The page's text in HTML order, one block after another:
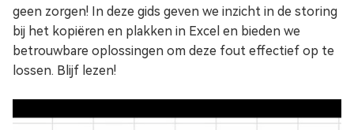
geen zorgen! In deze gids geven we inzicht in de storing
bij het kopiëren en plakken in Excel en bieden we
betrouwbare oplossingen om deze fout effectief op te
lossen. Blijf lezen!